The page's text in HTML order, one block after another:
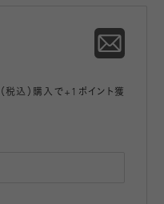
税込）購入で+1ポイント獲